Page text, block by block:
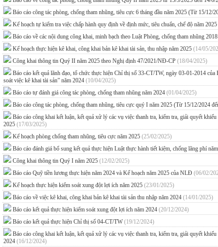
Báo cáo công tác phòng, chống tham nhũng, tiêu cực 6 tháng đầu năm 2025 (Từ 15/12/
Kế hoạch tự kiểm tra việc chấp hành quy định về định mức, tiêu chuẩn, chế độ năm 2025
Báo cáo về các nội dung công khai, minh bạch theo Luật Phòng, chống tham nhũng
Kế hoạch thực hiện kê khai, công khai bản kê khai tài sản, thu nhập năm 2025 (14/05/
Công khai thông tin Quý II năm 2025 theo Nghị định 47/2021/NĐ-CP (18/04/2025)
Báo cáo kết quả lãnh đạo, tổ chức thực hiện Chỉ thị số 33-CT/TW, ngày 03-01-2014
soát việc kê khai tài sản” năm 2024 (10/04/2025)
Báo cáo tự đánh giá công tác phòng, chống tham nhũng năm 2024 (01/04/2025)
Báo cáo công tác phòng, chống tham nhũng, tiêu cực quý I năm 2025 (Từ 15/12/2024
Báo cáo công khai kết luận, kết quả xử lý các vụ việc thanh tra, kiểm tra, giải quyết
2025 (17/03/2025)
Kế hoạch phòng chống tham nhũng, tiêu cực năm 2025 (25/02/2025)
Báo cáo đánh giá bổ sung kết quả thực hiện Luật thực hành tiết kiệm, chống lãng phí
Công khai thông tin Quý I năm 2025 (12/02/2025)
Báo cáo Quỹ tiền lương thực hiện năm 2024 và Kế hoạch năm 2025 của NLĐ (06/02/
Kế hoạch thực hiện kiểm soát xung đột lợi ích năm 2025 (23/01/2025)
Báo cáo về việc kê khai, công khai bản kê khai tài sản thu nhập năm 2024 (14/01/2025)
Báo cáo kết quả thực hiện kiểm soát xung đột lợi ích năm 2024 (20/12/2024)
Báo cáo kết quả thực hiện Chỉ thị số 04-CT/TW (19/12/2024)
Báo cáo công khai kết luận, kết quả xử lý các vụ việc thanh tra, kiểm tra, giải quyết
2024 (16/12/2024)